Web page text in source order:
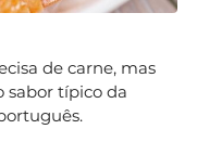
de carne, mas
sabor típico da